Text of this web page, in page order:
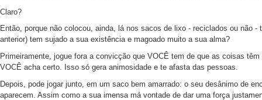
Claro?
Então, porque não colocou, ainda, lá nos sacos de lixo - reciclados ou não
anterior) tem sujado a sua existência e magoado muito a sua alma?
Primeiramente, jogue fora a convicção que VOCÊ tem de que as coisas
VOCÊ acha certo. Isso só gera animosidade e te afasta das pessoas.
Depois, pode jogar junto, em um saco bem amarrado: o seu desânimo de
aparecem. Assim como a sua imensa má vontade de dar uma força